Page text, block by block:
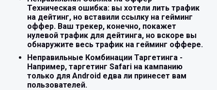
Техническая ошибка: вы хотели лить трафик
на дейтинг, но вставили ссылку на гейминг
оффер. Ваш трекер, конечно, покажет
нулевой трафик для дейтинга, но вскоре вы
обнаружите весь трафик на гейминг оффере.
Неправильные Комбинации Таргетинга -
Например, таргетинг Safari на кампанию
только для Android едва ли принесет вам
пользователей.